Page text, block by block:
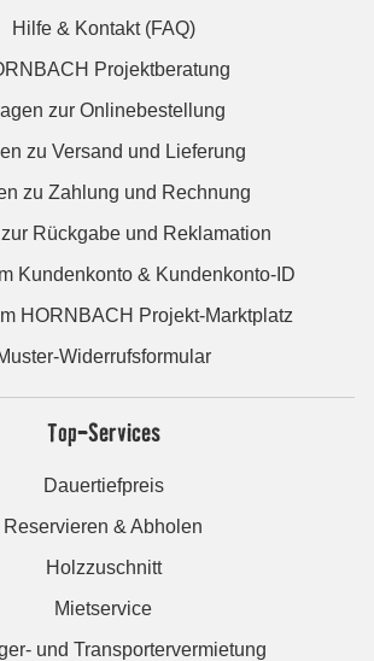
Hilfe & Kontakt (FAQ)
Projektberatung
zur Onlinebestellung
zu Versand und Lieferung
zu Zahlung und Rechnung
Rückgabe und Reklamation
Kundenkonto & Kundenkonto-ID
HORNBACH Projekt-Marktplatz
Widerrufsformular
Top-Services
Dauertiefpreis
Reservieren & Abholen
Holzzuschnitt
Mietservice
und Transportervermietung